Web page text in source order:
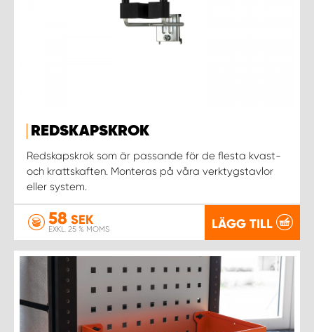
REDSKAPSKROK
Redskapskrok som är passande för de flesta kvast-
och krattskaften. Monteras på våra verktygstavlor
eller system.
58 SEK
EXKL. 25 % MOMS LÄGG TILL